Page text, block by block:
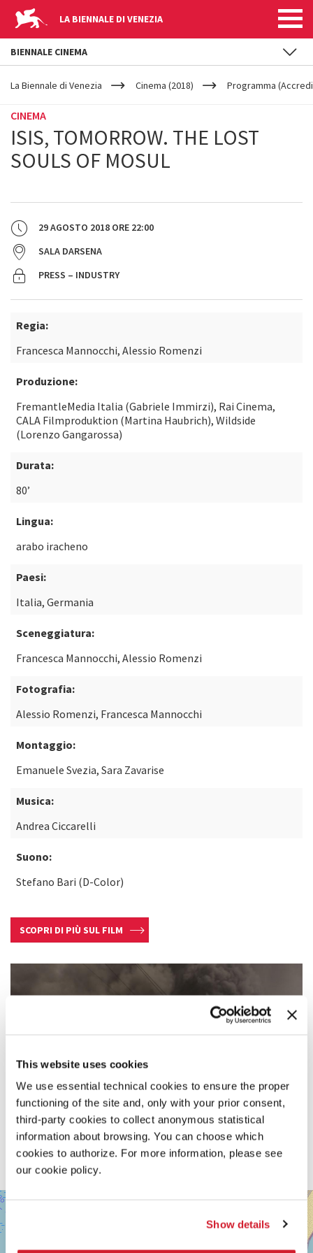
This website uses cookies
We use essential technical cookies to ensure the proper
functioning of the site and, only with your prior consent,
third-party cookies to collect anonymous statistical
information about browsing. You can choose which
cookies to authorize. For more information, please see
our cookie policy.
Show details
LA BIENNALE DI VENEZIA
YOUR
ARE
La Biennale di Venezia Cinema (2018) Programma
CINEMA
ISIS, TOMORROW. THE LOST
SOULS OF MOSUL
29 AGOSTO 2018 ORE 22:00
SALA DARSENA
PRESS – INDUSTRY
Regia:
Francesca Mannocchi, Alessio Romenzi
Produzione:
FremantleMedia Italia (Gabriele Immirzi), Rai Cinema,
CALA Filmproduktion (Martina Haubrich), Wildside
(Lorenzo Gangarossa)
Durata:
80’
Lingua:
arabo iracheno
Paesi:
Italia, Germania
Sceneggiatura:
Francesca Mannocchi, Alessio Romenzi
Fotografia:
Alessio Romenzi, Francesca Mannocchi
Montaggio:
Emanuele Svezia, Sara Zavarise
Musica:
Andrea Ciccarelli
Suono:
Stefano Bari (D-Color)
SCOPRI DI PIÙ SUL FILM
SALA
DARSENA
LUNGOMARE
BIENNALE CINEMA